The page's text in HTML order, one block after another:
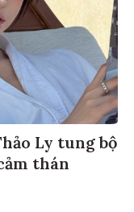
Ly tung bộ
thán